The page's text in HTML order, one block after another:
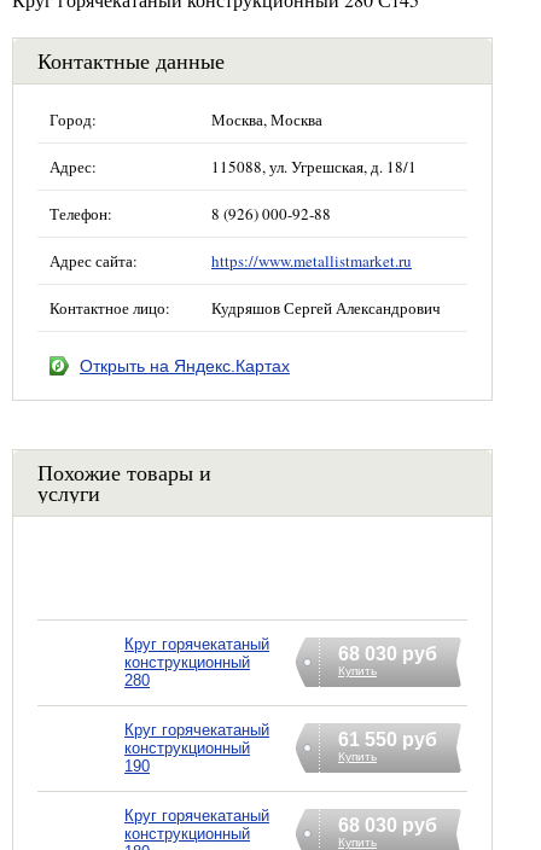
Контактные данные
Город: Москва, Москва
Адрес: 115088, ул. Угрешская, д. 18/1
Телефон: 8 (926) 000-92-88
Адрес сайта: https://www.metallistmarket.ru
Контактное лицо: Кудряшов Сергей Александрович
Открыть на Яндекс.Картах
Похожие товары и
услуги
Круг горячекатаный
конструкционный
280
68 030 руб
Купить
Круг горячекатаный
конструкционный
190
61 550 руб
Купить
Круг горячекатаный
конструкционный
68 030 руб
Купить